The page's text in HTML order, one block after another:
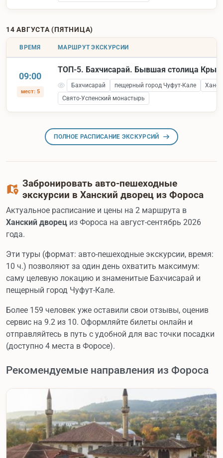
14 АВГУСТА (ПЯТНИЦА)
ВРЕМЯ МАРШРУТ ЭКСКУРСИИ
09:00
мест: 5
ТОП-5. Бахчисарай. Бывшая столица
Бахчисарай пещерный город Чуфут-Кале
Свято-Успенский монастырь
ПОЛНОЕ РАСПИСАНИЕ ЭКСКУРСИЙ
Забронировать авто-пешеходные
экскурсии в Ханский дворец из Фороса
Актуальное расписание и цены на 2 маршрута в
Ханский дворец из Фороса на август-сентябрь 2026
года.
Эти туры (формат: авто-пешеходные экскурсии, время:
10 ч.) позволяют за один день охватить максимум:
саму целевую локацию и знаменитые Бахчисарай и
пещерный город Чуфут-Кале.
Более 159 человек уже оставили свои отзывы, оценив
сервис на 9.2 из 10. Оформляйте билеты онлайн и
отправляйтесь в путь с удобной для вас точки посадки
(доступно 4 места в Форосе).
Рекомендуемые направления из Фороса